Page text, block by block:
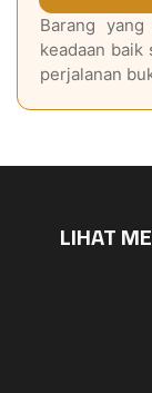
Barang
keadaan baik
perjalanan
LIHAT